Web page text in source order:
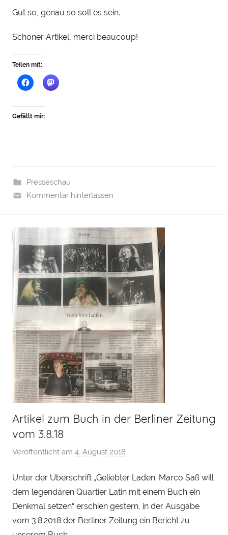
Gut so, genau so soll es sein.
Schöner Artikel, merci beaucoup!
Teilen mit:
Gefällt mir:
Presseschau
Kommentar hinterlassen
Artikel zum Buch in der Berliner Zeitung
vom 3.8.18
Veröffentlicht am 4. August 2018
n
H
e
n
Unter der Überschrift „Geliebter Laden. Marco Saß will
dem legendären Quartier Latin mit einem Buch ein
Denkmal setzen“ erschien gestern, in der Ausgabe
vom 3.8.2018 der Berliner Zeitung ein Bericht zu